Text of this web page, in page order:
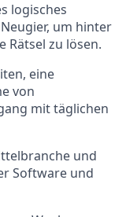
logisches
um hinter
Rätsel zu lösen.
eine
von
mit täglichen
und
Software und